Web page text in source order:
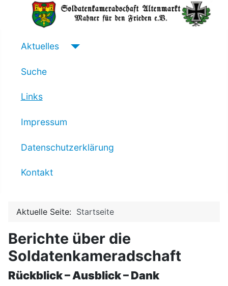
Aktuelles
Suche
Links
Impressum
Datenschutzerklärung
Kontakt
Aktuelle Seite: Startseite
Berichte über die
Soldatenkameradschaft
Rückblick – Ausblick – Dank